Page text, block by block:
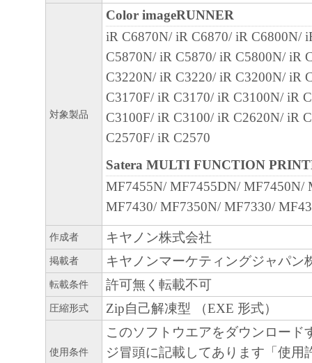
(1) お客様は、再使用許諾、譲渡、販売、
くは貸与その他の方法により、第三者に「
ア」を使用させることはできません。
(2) お客様は、「本ソフトウェア」の全部
正、改変、逆コンパイル、逆アセンブル、
エンジニアリング等することはできません
このような行為をさせてはなりません。
「本ソフトウェア」に係る権原および所有
によりキヤノンまたはキヤノンのライセン
す。
４．著作権表示
お客様は、「本ソフトウェア」に含まれる
キヤノンのライセンサーの著作権表示を変
しくは削除してはなりません。
５．保証の否認・免責
対象製品
Color imageRUNNER
iR C6870N/ iR C6870/ iR C6800N/
C5870N/ iR C5870/ iR C5800N/ iR
C3220N/ iR C3220/ iR C3200N/ iR
C3170F/ iR C3170/ iR C3100N/ iR
C3100F/ iR C3100/ iR C2620N/ iR
C2570F/ iR C2570
Satera MULTI FUNCTION
MF7455N/ MF7455DN/ MF7450N/
MF7430/ MF7350N/ MF7330/
作成者 キヤノン株式会社
掲載者 キヤノンマーケティングジャパン
転載条件 許可無く転載不可
圧縮形式 Zip自己解凍型 （EXE 形式）
使用条件
このソフトウエアをダウンロード
ジ冒頭に記載してあります「使用